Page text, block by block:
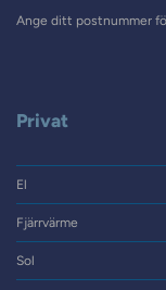
Ange ditt postnummer
Privat
El
Fjärrvärme
Sol